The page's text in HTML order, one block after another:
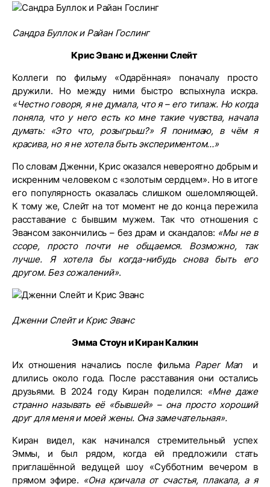
Сандра Буллок и Райан Гослинг
Крис Эванс и Дженни Слейт
Коллеги по фильму «Одарённая» поначалу просто
дружили. Но между ними быстро вспыхнула искра.
«Честно говоря, я не думала, что я – его типаж. Но когда
поняла, что у него есть ко мне такие чувства, начала
думать: «Это что, розыгрыш?» Я понимаю, в чём я
красива, но я не хотела быть экспериментом…»
По словам Дженни, Крис оказался невероятно добрым и
искренним человеком с «золотым сердцем». Но в итоге
его популярность оказалась слишком ошеломляющей.
К тому же, Слейт на тот момент не до конца пережила
расставание с бывшим мужем. Так что отношения с
Эвансом закончились – без драм и скандалов: «Мы не в
ссоре, просто почти не общаемся. Возможно, так
лучше. Я хотела бы когда-нибудь снова быть его
другом. Без сожалений».
Дженни Слейт и Крис Эванс
Эмма Стоун и Киран Калкин
Их отношения начались после фильма Paper Man и
длились около года. После расставания они остались
друзьями. В 2024 году Киран поделился: «Мне даже
странно называть её «бывшей» – она просто хороший
друг для меня и моей жены. Она замечательная».
Киран видел, как начинался стремительный успех
Эммы, и был рядом, когда ей предложили стать
приглашённой ведущей шоу «Субботним вечером в
прямом эфире. «Она кричала от счастья, плакала, а я